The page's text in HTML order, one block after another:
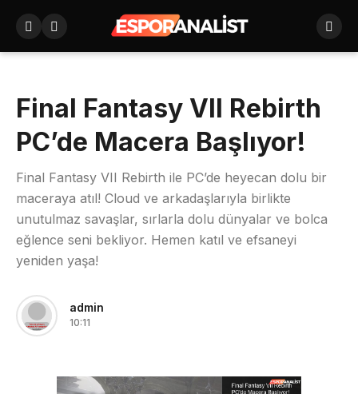
Final Fantasy VII Rebirth
PC’de Macera Başlıyor!
Final Fantasy VII Rebirth ile PC’de heyecan dolu bir
maceraya atıl! Cloud ve arkadaşlarıyla birlikte
unutulmaz savaşlar, sırlarla dolu dünyalar ve bolca
eğlence seni bekliyor. Hemen katıl ve efsaneyi
yeniden yaşa!
admin
10:11